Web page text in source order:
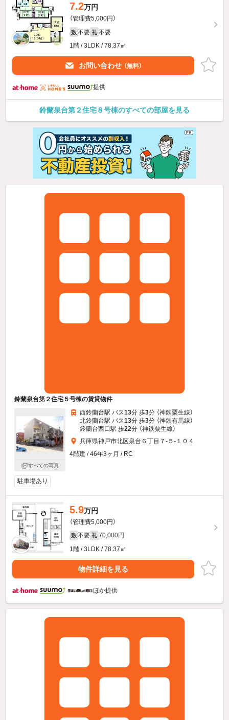
7.2万円
（管理費5,000円）
敷 不要 礼 不要
1階 / 3LDK / 78.37㎡
お問い合わせ （無料）
提供
鈴蘭泉台第２住宅８号棟のすべての部屋を見る
鈴蘭泉台第２住宅５号棟の賃貸物件
すべての写真
西鈴蘭台駅 バス13分 歩3分 （神鉄粟生線）
北鈴蘭台駅 バス13分 歩3分 （神鉄有馬線）
鈴蘭台西口駅 歩22分 （神鉄粟生線）
兵庫県神戸市北区泉台６丁目７-５-１０４
4階建 / 46年3ヶ月 / RC
駐車場あり
5.9万円
（管理費5,000円）
敷 不要 礼 70,000円
1階 / 3LDK / 78.37㎡
物件詳細を見る
ほか提供